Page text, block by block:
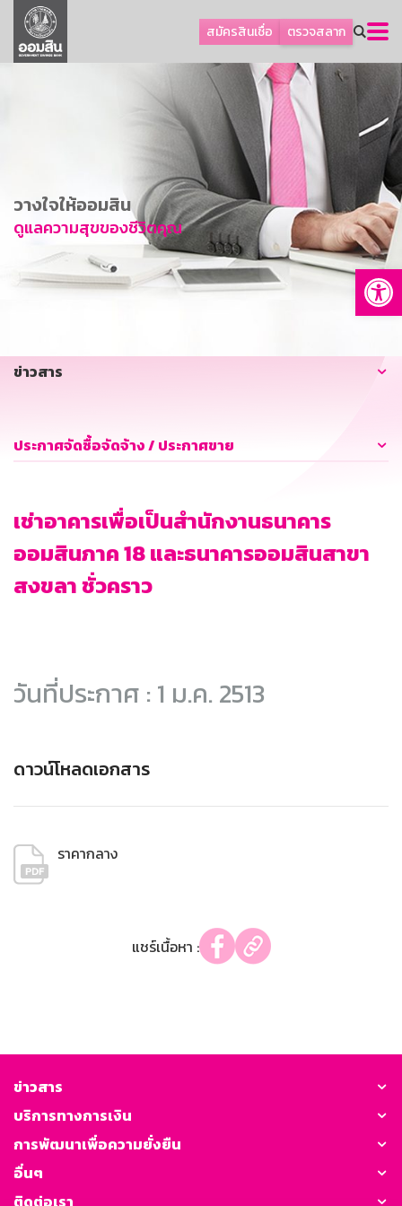
สมัครสินเชื่อ ตรวจสลาก
ลูกค้าธุรกิจ
ลูกค้าผู้ประกอบรายย่อย
การพัฒนาที่ยั่งยืน
ข่าวสาร
บริการทางการเงิน
อื่นๆ
วางใจให้ออมสิน
ดูแลความสุขของชีวิตคุณ
ข่าวสาร
ประกาศจัดซื้อจัดจ้าง / ประกาศขาย
เช่าอาคารเพื่อเป็นสำนักงานธนาคาร
ออมสินภาค 18 และธนาคารออมสินสาขา
สงขลา ชั่วคราว
วันที่ประกาศ : 1 ม.ค. 2513
ดาวน์โหลดเอกสาร
ราคากลาง
แชร์เนื้อหา :
ข่าวสาร
บริการทางการเงิน
การพัฒนาเพื่อความยั่งยืน
อื่นๆ